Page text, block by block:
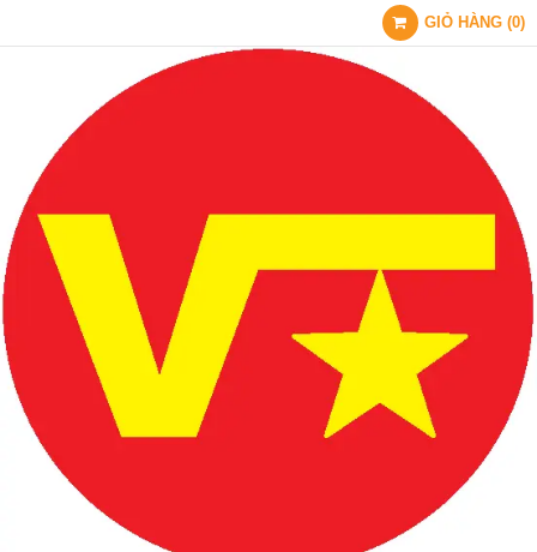
GIỎ HÀNG (0)